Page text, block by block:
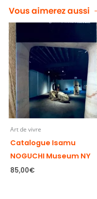
Vous aimerez aussi
Art de vivre
Catalogue Isamu
NOGUCHI Museum NY
85,00€